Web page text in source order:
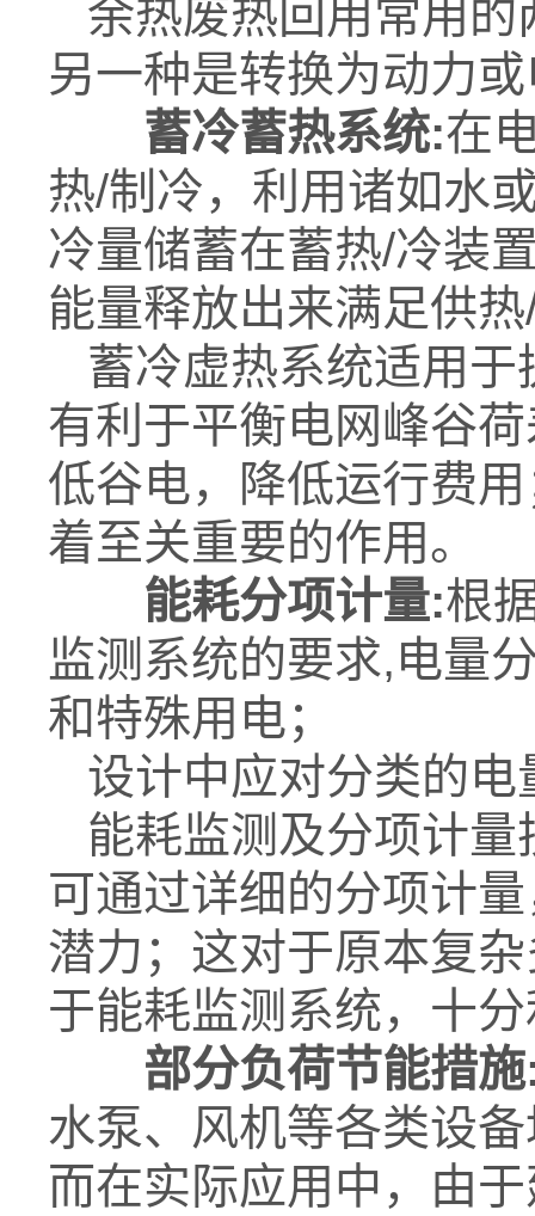
余热废热回用常用的
另一种是转换为动力
蓄冷蓄热系统:在
热/制冷，利用诸如水
冷量储蓄在蓄热/冷装
能量释放出来满足供
蓄冷虚热系统适用于
有利于平衡电网峰谷
低谷电，降低运行费
着至关重要的作用。
能耗分项计量:根
监测系统的要求,电量
和特殊用电；
设计中应对分类的电
能耗监测及分项计量
可通过详细的分项计
潜力；这对于原本复
于能耗监测系统，十
部分负荷节能措施
水泵、风机等各类设
而在实际应用中，由